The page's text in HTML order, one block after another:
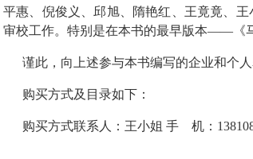
平惠、倪俊义、邱旭、隋艳红、王竟竟、
审校工作。特别是在本书的最早版本——《
谨此，向上述参与本书编写的企业和个
购买方式及目录如下：
购买方式联系人：王小姐 手 机：